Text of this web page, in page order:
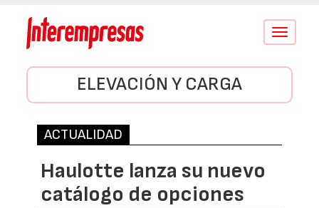
Conmutar
ELEVACIÓN Y CARGA
ACTUALIDAD
Haulotte lanza su nuevo
catálogo de opciones